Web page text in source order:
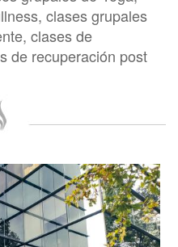
clases grupales
clases de
de recuperación post